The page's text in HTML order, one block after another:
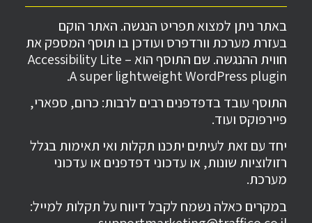
באתר ניתן למצוא תפריט הנגשה. האתר הוקם
בעזרת מערכת וורדפרס ועודכן בו תוסף המספק את
חווית ההנגשה. שם התוסף הוא Accessibility Lite –
A super lightweight WordPress plugin.
התוסף עובד בדפדפנים רבים לרבות: כרום, ספארי,
פיירפוקס ועוד.
יחד עם זאת לעיתים יתכנו תקלות ואי תאימות בגלל
רזולוציות שונות, או עדכוני דפדפנים או עדכוני
מערכת.
במקרים כאלה נשמח לקבל דיווח על תקלות למייל: